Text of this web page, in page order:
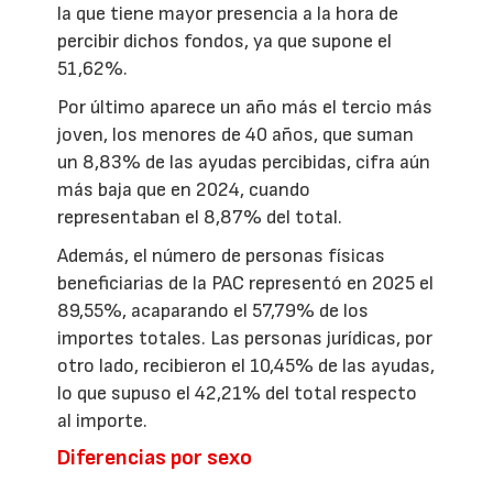
la que tiene mayor presencia a la hora de
percibir dichos fondos, ya que supone el
51,62%.
Por último aparece un año más el tercio más
joven, los menores de 40 años, que suman
un 8,83% de las ayudas percibidas, cifra aún
más baja que en 2024, cuando
representaban el 8,87% del total.
Además, el número de personas físicas
beneficiarias de la PAC representó en 2025 el
89,55%, acaparando el 57,79% de los
importes totales. Las personas jurídicas, por
otro lado, recibieron el 10,45% de las ayudas,
lo que supuso el 42,21% del total respecto
al importe.
Diferencias por sexo